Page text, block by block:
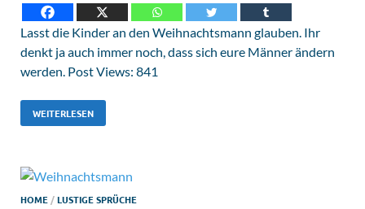
Lasst die Kinder an den Weihnachtsmann glauben. Ihr
denkt ja auch immer noch, dass sich eure Männer ändern
werden. Post Views: 841
WEITERLESEN
HOME /LUSTIGE SPRÜCHE